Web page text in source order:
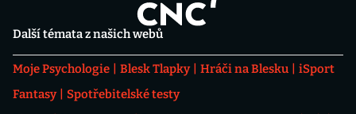
Další témata z našich webů
Moje Psychologie Blesk Tlapky Hráči na Blesku
iSport
Fantasy
Spotřebitelské testy